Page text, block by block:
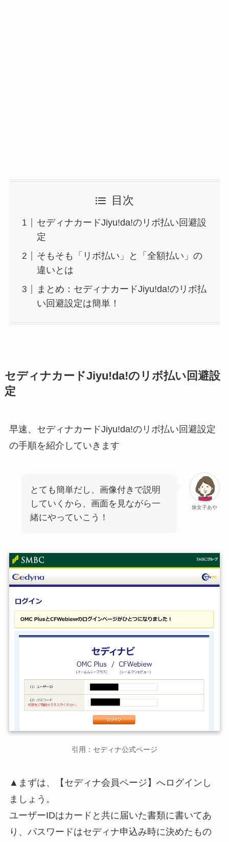
目次
セディナカードJiyu!da!のリボ払い回避設
定
そもそも「リボ払い」と「全額払い」の
違いとは
まとめ：セディナカードJiyu!da!のリボ払
い回避設定は簡単！
セディナカードJiyu!da!のリボ払い回避設
定
早速、セディナカードJiyu!da!のリボ払い回避設定
の手順を紹介していきます
旅女子あや
とても簡単だし、画像付きで説明
していくから、画面を見ながら一
緒にやっていこう！
引用：セディナ公式ページ
▲まずは、【セディナ会員ページ】へログインし
ましょう。
ユーザーIDはカードと共に届いた書類に書いてあ
り、パスワードはセディナ申込み時に決めたもの